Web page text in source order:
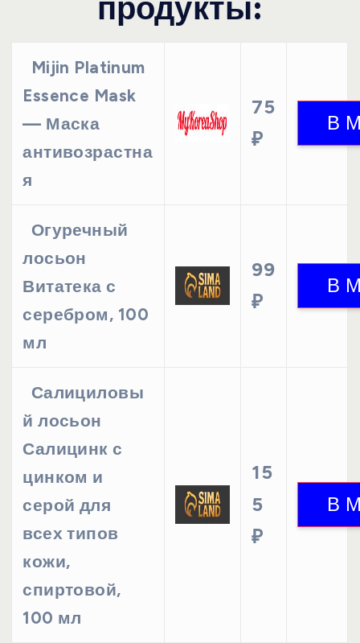
Mijin Platinum
Essence Mask
— Маска
антивозрастна
я
75
₽
Огуречный
лосьон
Витатека с
серебром, 100
мл
99
₽
Салициловы
й лосьон
Салицинк с
цинком и
серой для
всех типов
кожи,
спиртовой,
100 мл
15
5
₽